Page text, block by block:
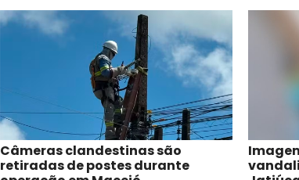
Câmeras clandestinas são
retiradas de postes durante